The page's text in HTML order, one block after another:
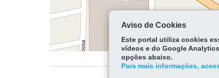
Aviso de Cookies
Este portal utiliza cookies
vídeos e do Google
opções abaixo.
Para mais informações,